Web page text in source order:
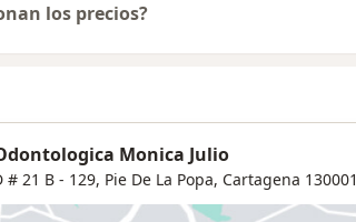
los precios?
Monica Julio
# 21 B - 129, Pie De La Popa, Cartagena 130001